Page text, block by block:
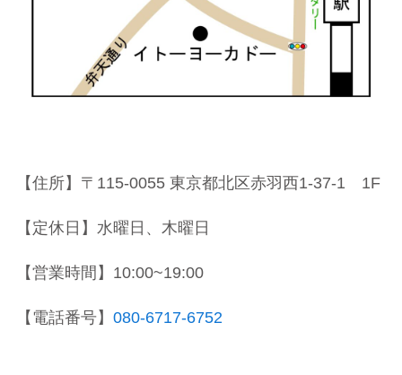
【住所】〒115-0055 東京都北区赤羽西1-37-1 1F
【定休日】水曜日、木曜日
【営業時間】10:00~19:00
【電話番号】 080-6717-6752